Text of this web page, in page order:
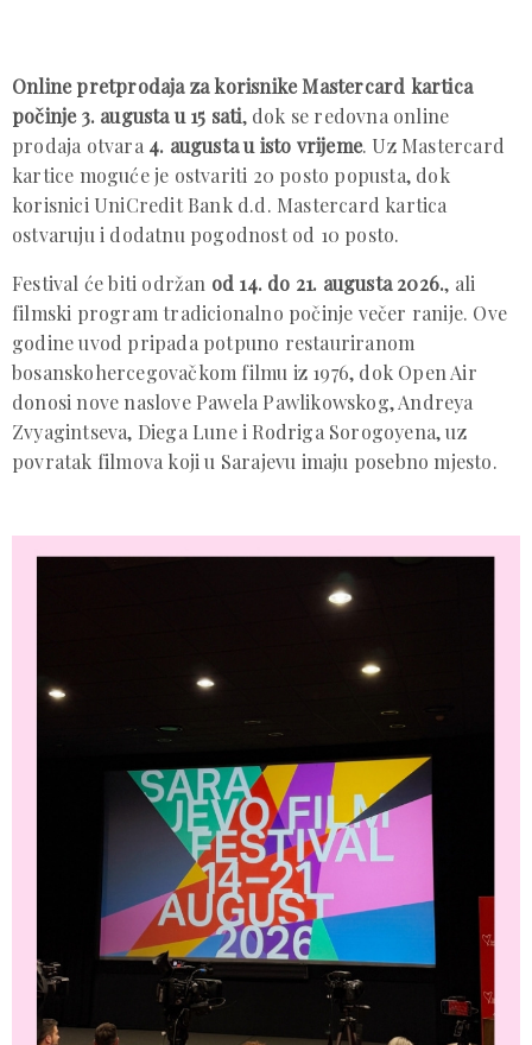
Online pretprodaja za korisnike Mastercard kartica
počinje 3. augusta u 15 sati, dok se redovna online
prodaja otvara 4. augusta u isto vrijeme. Uz Mastercard
kartice moguće je ostvariti 20 posto popusta, dok
korisnici UniCredit Bank d.d. Mastercard kartica
ostvaruju i dodatnu pogodnost od 10 posto.
Festival će biti održan od 14. do 21. augusta 2026., ali
filmski program tradicionalno počinje večer ranije. Ove
godine uvod pripada potpuno restauriranom
bosanskohercegovačkom filmu iz 1976, dok Open Air
donosi nove naslove Pawela Pawlikowskog, Andreya
Zvyagintseva, Diega Lune i Rodriga Sorogoyena, uz
povratak filmova koji u Sarajevu imaju posebno mjesto.